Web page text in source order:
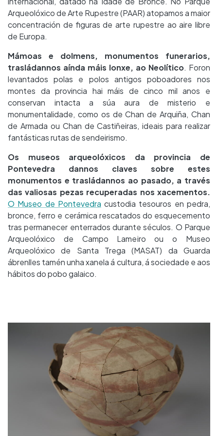
Arqueolóxico de Arte Rupestre (PAAR) atopamos a maior
concentración de figuras de arte rupestre ao aire libre
de Europa.
Mámoas e dolmens, monumentos funerarios,
trasládannos aínda máis lonxe, ao Neolítico. Foron
levantados polas e polos antigos poboadores nos
montes da provincia hai máis de cinco mil anos e
conservan intacta a súa aura de misterio e
monumentalidade, como os de Chan de Arquiña, Chan
de Armada ou Chan de Castiñeiras, ideais para realizar
fantásticas rutas de sendeirismo.
Os museos arqueolóxicos da provincia de
Pontevedra dannos claves sobre estes
monumentos e trasládannos ao pasado, a través
das valiosas pezas recuperadas nos xacementos.
O Museo de Pontevedra custodia tesouros en pedra,
bronce, ferro e cerámica rescatados do esquecemento
tras permanecer enterrados durante séculos. O Parque
Arqueolóxico de Campo Lameiro ou o Museo
Arqueolóxico de Santa Trega (MASAT) da Guarda
ábrenlles tamén unha xanela á cultura, á sociedade e aos
hábitos do pobo galaico.